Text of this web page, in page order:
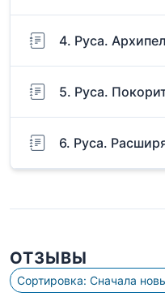
4. Руса.
5. Руса.
6. Руса.
ОТЗЫВЫ
Сортировка: Сначала